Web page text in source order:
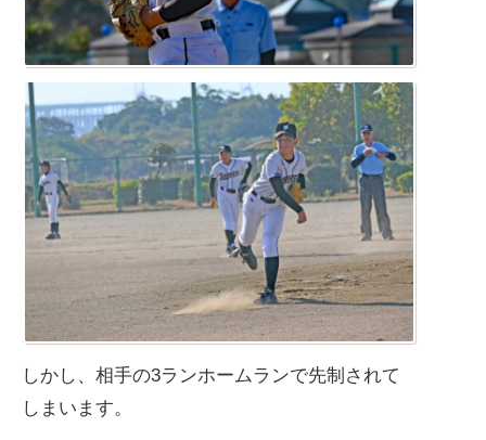
しかし、相手の3ランホームランで先制されて
しまいます。